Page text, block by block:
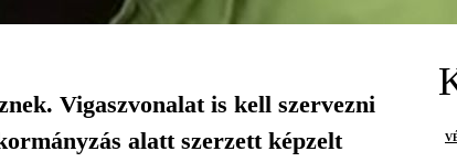
Vigaszvonalat is kell szervezni
alatt szerzett képzelt